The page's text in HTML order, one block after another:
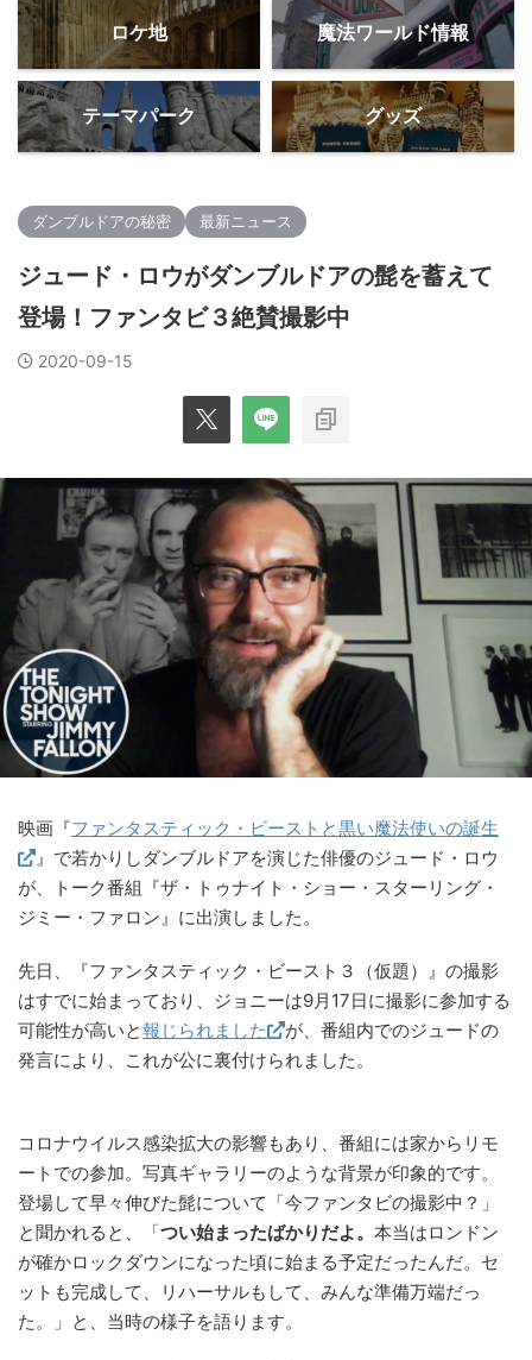
ロケ地 魔法ワールド情報
テーマパーク グッズ
ダンブルドアの秘密 最新ニュース
ジュード・ロウがダンブルドアの髭を蓄えて
登場！ファンタビ３絶賛撮影中
2020-09-15
映画『ファンタスティック・ビーストと黒い魔法使いの誕生
』で若かりしダンブルドアを演じた俳優のジュード・ロウ
が、トーク番組『ザ・トゥナイト・ショー・スターリング・
ジミー・ファロン』に出演しました。
先日、『ファンタスティック・ビースト３（仮題）』の撮影
はすでに始まっており、ジョニーは9月17日に撮影に参加する
可能性が高いと報じられました
が、番組内でのジュードの
発言により、これが公に裏付けられました。
コロナウイルス感染拡大の影響もあり、番組には家からリモ
ートでの参加。写真ギャラリーのような背景が印象的です。
登場して早々伸びた髭について「今ファンタビの撮影中？」
と聞かれると、「つい始まったばかりだよ。 本当はロンドン
が確かロックダウンになった頃に始まる予定だったんだ。セ
ットも完成して、リハーサルもして、みんな準備万端だっ
た。」と、当時の様子を語ります。